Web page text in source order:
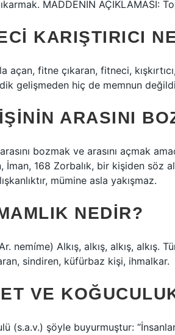
MADDENİN AÇIKLAMASI:
KARIŞTIRICI
açan, fitne çıkaran, fitneci,
gelişmeden hiç de memnun
ARASINI
bozmak ve arasını açmak
İman, 168 Zorbalık, bir kişiden söz
mümine asla yakışmaz.
NEDIR?
sindiren, küfürbaz kişi, ihmalkar.
VE
(s.a.v.) şöyle buyurmuştur: